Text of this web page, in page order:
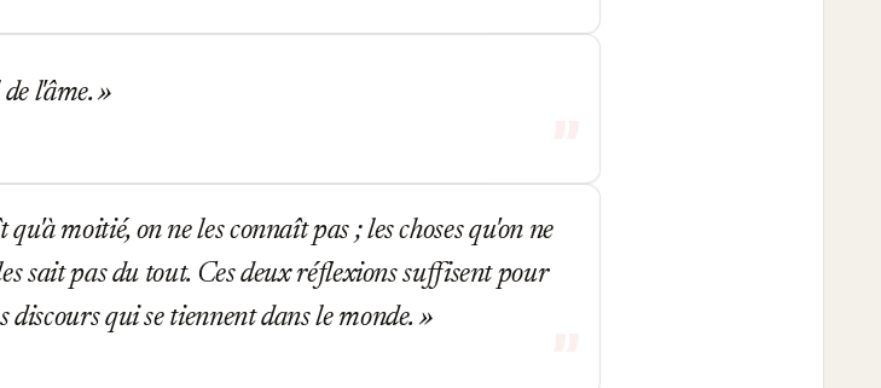
l'âme.
moitié, on ne les connaît pas ; les choses qu'on ne
sait pas du tout. Ces deux réflexions suffisent pour
discours qui se tiennent dans le monde.